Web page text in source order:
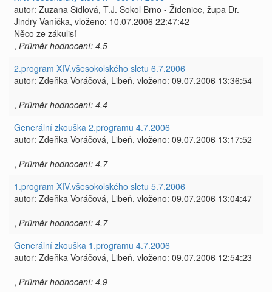
autor: Zuzana Šidlová, T.J. Sokol Brno - Židenice, župa Dr.
Jindry Vaníčka, vloženo: 10.07.2006 22:47:42
Něco ze zákulisí
, Průměr hodnocení: 4.5
2.program XIV.všesokolského sletu 6.7.2006
autor: Zdeňka Voráčová, Libeň, vloženo: 09.07.2006 13:36:54
, Průměr hodnocení: 4.4
Generální zkouška 2.programu 4.7.2006
autor: Zdeňka Voráčová, Libeň, vloženo: 09.07.2006 13:17:52
, Průměr hodnocení: 4.7
1.program XIV.všesokolského sletu 5.7.2006
autor: Zdeňka Voráčová, Libeň, vloženo: 09.07.2006 13:04:47
, Průměr hodnocení: 4.7
Generální zkouška 1.programu 4.7.2006
autor: Zdeňka Voráčová, Libeň, vloženo: 09.07.2006 12:54:23
, Průměr hodnocení: 4.9